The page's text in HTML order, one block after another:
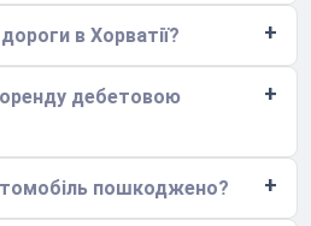
в Хорватії?
дебетовою
пошкоджено?